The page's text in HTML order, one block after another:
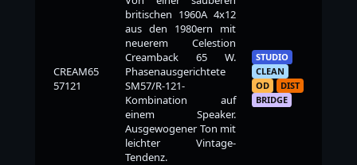
CREAM65
57121
britischen 1960A 4x12
aus den 1980ern mit
neuerem Celestion
Creamback 65 W.
Phasenausgerichtete
SM57/R-121-
Kombination auf
einem Speaker.
Ausgewogener Ton mit
leichter Vintage-
Tendenz.
STUDIO
CLEAN
OD
DIST
BRIDGE